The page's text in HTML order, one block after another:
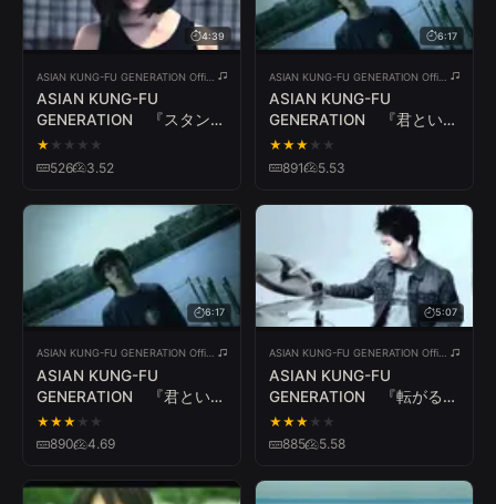
4:39
ASIAN KUNG-FU
GENERATION 『スタンダ
ード』
★ ★ ★ ★ ★
526 3.52
6:17
ASIAN KUNG-FU
GENERATION 『君という
花』
★★★ ★ ★
891 5.53
6:17
ASIAN KUNG-FU
GENERATION 『君という
花』
★★★ ★ ★
890 4.69
5:07
ASIAN KUNG-FU
GENERATION 『転がる
岩、君に朝が降る』
★★★ ★ ★
885 5.58